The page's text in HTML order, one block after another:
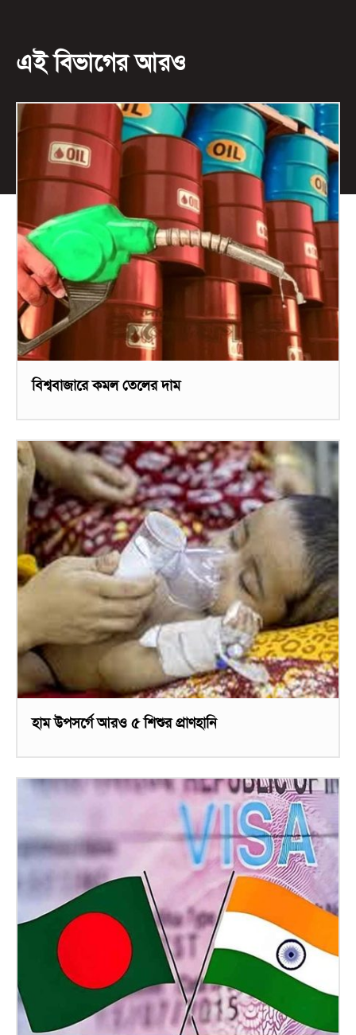
এই বিভাগের আরও
বিশ্ববাজারে কমল তেলের দাম
হাম উপসর্গে আরও ৫ শিশুর প্রাণহানি